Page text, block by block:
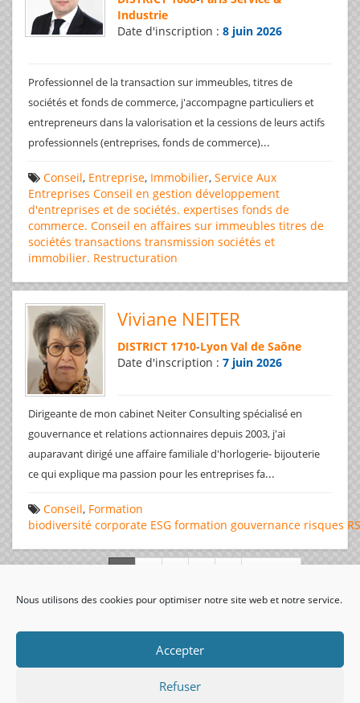
Nous utilisons des cookies pour optimiser notre site web et notre service.
Accepter
Refuser
Industrie
Date d'inscription : 8 juin 2026
Professionnel de la transaction sur immeubles, titres de
sociétés et fonds de commerce, j'accompagne particuliers et
entrepreneurs dans la valorisation et la cessions de leurs actifs
professionnels (entreprises, fonds de commerce)...
Conseil, Entreprise, Immobilier, Service Aux
Entreprises Conseil en gestion développement
d'entreprises et de sociétés. expertises fonds de
commerce. Conseil en affaires sur immeubles titres de
sociétés transactions transmission sociétés et
immobilier. Restructuration
Viviane NEITER
DISTRICT 1710-Lyon Val de Saône
Date d'inscription : 7 juin 2026
Dirigeante de mon cabinet Neiter Consulting spécialisé en
gouvernance et relations actionnaires depuis 2003, j'ai
auparavant dirigé une affaire familiale d'horlogerie- bijouterie
ce qui explique ma passion pour les entreprises fa...
Conseil, Formation
biodiversité corporate ESG formation gouvernance risques
visiteurs uniques: